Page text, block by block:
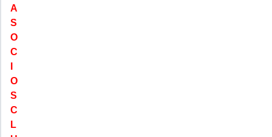
A
S
O
C
O
S
C
L